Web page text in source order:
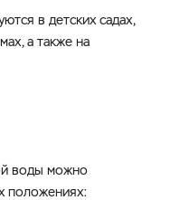
в детских садах,
а также на
воды можно
положениях: